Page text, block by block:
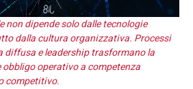
non dipende solo dalle tecnologie
dalla cultura organizzativa. Processi
diffusa e leadership trasformano la
operativo a competenza
competitivo.